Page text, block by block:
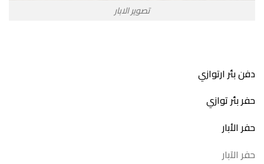
تصوير الابار
دفن بئر ارتوازي
حفر بئر توازي
حفر الأبار
حفر الآبار